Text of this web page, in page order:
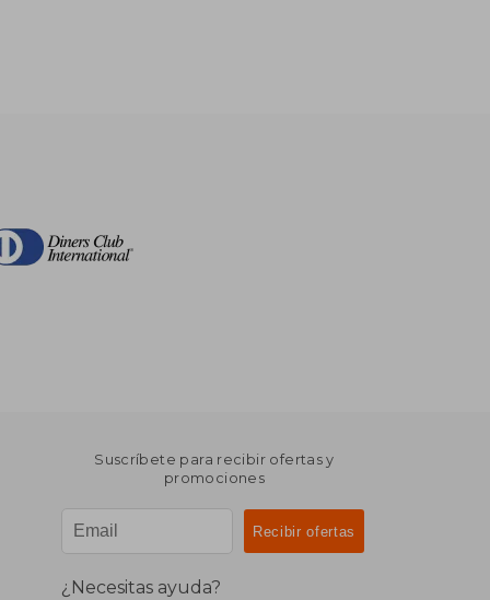
Suscríbete para recibir ofertas y
promociones
¿Necesitas ayuda?